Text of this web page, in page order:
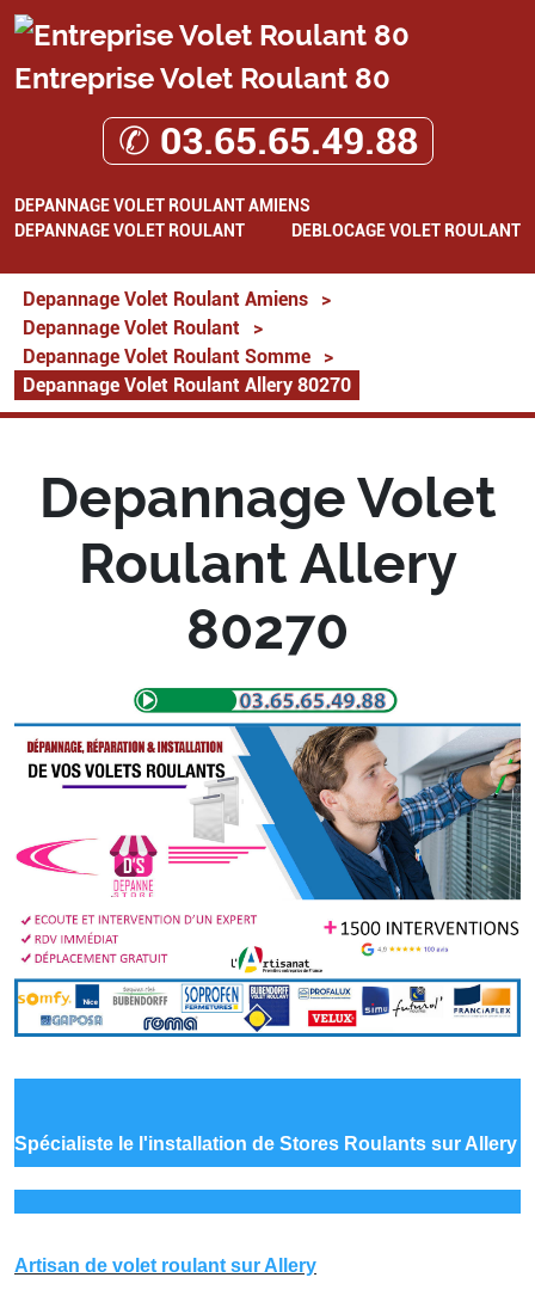
Entreprise Volet Roulant 80
✆ 03.65.65.49.88
DEPANNAGE VOLET ROULANT AMIENS
DEPANNAGE VOLET ROULANT
DEBLOCAGE VOLET ROULANT
Depannage Volet Roulant Amiens
>
Depannage Volet Roulant
>
Depannage Volet Roulant Somme
>
Depannage Volet Roulant Allery 80270
Depannage Volet
Roulant Allery
80270
Spécialiste le l'installation de Stores Roulants sur Allery
Artisan de volet roulant sur Allery